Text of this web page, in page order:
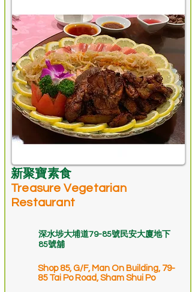
新聚寶素食
Treasure Vegetarian
Restaurant
深水埗大埔道79-85號民安大廈地下
85號舖
Shop 85, G/F, Man On Building, 79-
85 Tai Po Road, Sham Shui Po